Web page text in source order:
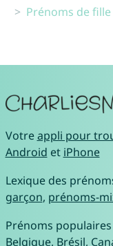
Prénoms de fille
Votreappli pour
Android et iPhone
Lexique des
garçon, prénoms-
Prénoms
Belgique, Brésil,